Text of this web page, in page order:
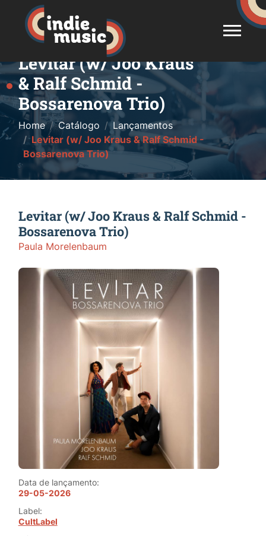
Levitar (w/ Joo Kraus
& Ralf Schmid -
Bossarenova Trio)
Home Catálogo
Lançamentos
Levitar (w/ Joo Kraus & Ralf Schmid -
Bossarenova Trio)
Levitar (w/ Joo Kraus & Ralf Schmid -
Bossarenova Trio)
Paula Morelenbaum
Data de lançamento:
29-05-2026
Label:
CultLabel